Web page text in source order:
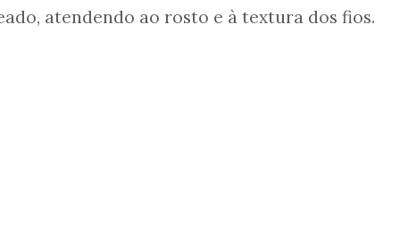
atendendo ao rosto e à textura dos fios.